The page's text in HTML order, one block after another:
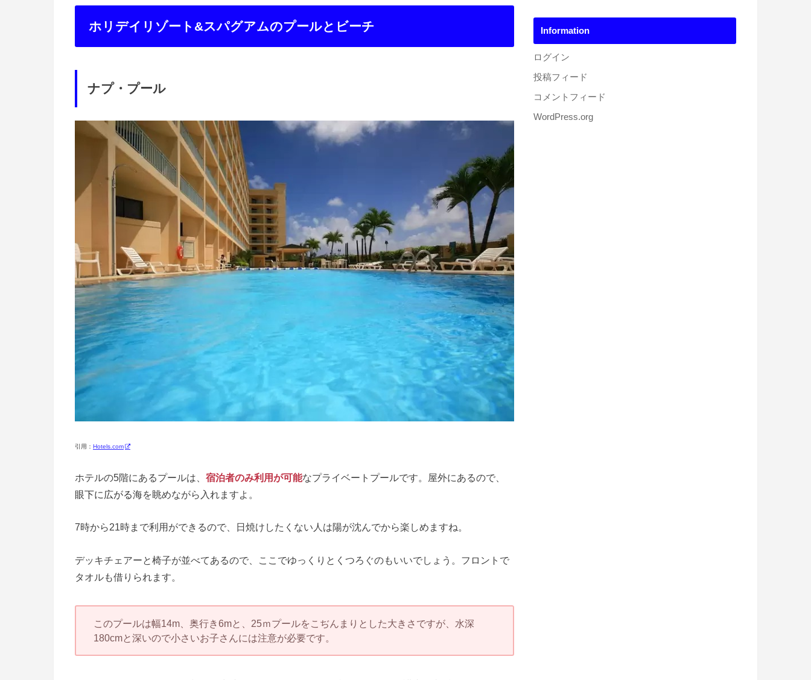
ホリデイリゾート&スパグアムのプールとビーチ
ナプ・プール
引用： Hotels.com
ホテルの5階にあるプールは、 宿泊者のみ利用が可能なプライベートプールです。屋外にあるので、
眼下に広がる海を眺めながら入れますよ。
7時から21時まで利用ができるので、日焼けしたくない人は陽が沈んでから楽しめますね。
デッキチェアーと椅子が並べてあるので、ここでゆっくりとくつろぐのもいいでしょう。フロントで
タオルも借りられます。
このプールは幅14m、奥行き6mと、25ｍプールをこぢんまりとした大きさですが、水深
180cmと深いので小さいお子さんには注意が必要です。
Information
ログイン
投稿フィード
コメントフィード
WordPress.org